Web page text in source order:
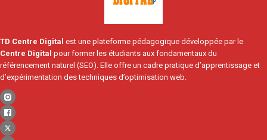
TD Centre Digital est une plateforme pédagogique développée par le
Centre Digital pour former les étudiants aux fondamentaux du
référencement naturel (SEO). Elle offre un cadre pratique d’apprentissage et
d’expérimentation des techniques d’optimisation web.